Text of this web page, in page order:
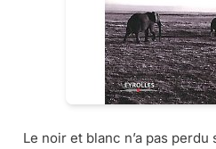
Le noir et blanc n’a pas